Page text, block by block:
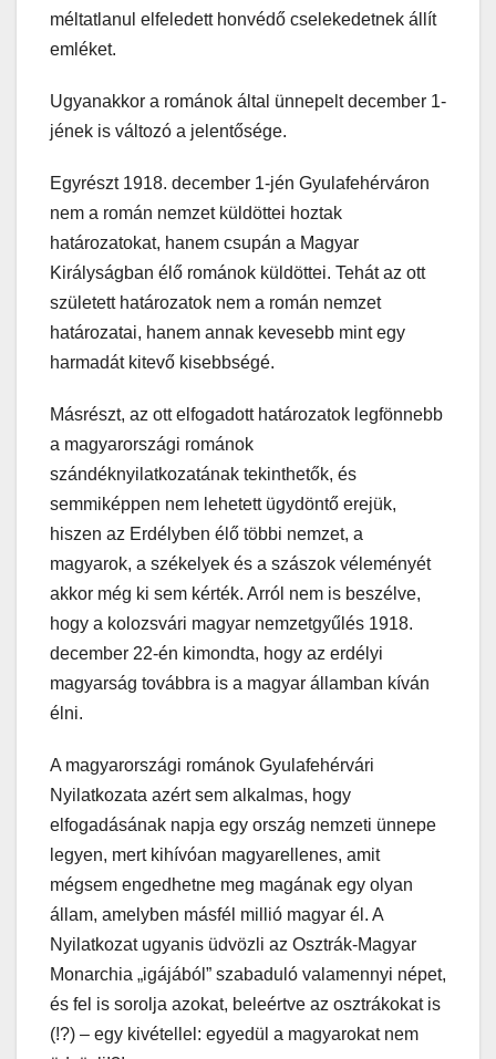
méltatlanul elfeledett honvédő cselekedetnek állít
emléket.
Ugyanakkor a románok által ünnepelt december 1-
jének is változó a jelentősége.
Egyrészt 1918. december 1-jén Gyulafehérváron
nem a román nemzet küldöttei hoztak
határozatokat, hanem csupán a Magyar
Királyságban élő románok küldöttei. Tehát az ott
született határozatok nem a román nemzet
határozatai, hanem annak kevesebb mint egy
harmadát kitevő kisebbségé.
Másrészt, az ott elfogadott határozatok legfönnebb
a magyarországi románok
szándéknyilatkozatának tekinthetők, és
semmiképpen nem lehetett ügydöntő erejük,
hiszen az Erdélyben élő többi nemzet, a
magyarok, a székelyek és a szászok véleményét
akkor még ki sem kérték. Arról nem is beszélve,
hogy a kolozsvári magyar nemzetgyűlés 1918.
december 22-én kimondta, hogy az erdélyi
magyarság továbbra is a magyar államban kíván
élni.
A magyarországi románok Gyulafehérvári
Nyilatkozata azért sem alkalmas, hogy
elfogadásának napja egy ország nemzeti ünnepe
legyen, mert kihívóan magyarellenes, amit
mégsem engedhetne meg magának egy olyan
állam, amelyben másfél millió magyar él. A
Nyilatkozat ugyanis üdvözli az Osztrák-Magyar
Monarchia „igájából” szabaduló valamennyi népet,
és fel is sorolja azokat, beleértve az osztrákokat is
(!?) – egy kivétellel: egyedül a magyarokat nem